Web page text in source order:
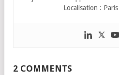
Localisation :
2 COMMENTS